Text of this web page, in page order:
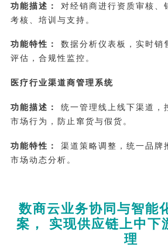
功能描述：
对经销商进行资质审核、
考核、培训与支持。
功能特性： 数据分析仪表板，实时销
评估，合规性监控。
医疗行业渠道商管理系统
功能描述： 统一管理线上线下渠道，
市场行为，防止窜货与假货。
功能特性： 渠道策略调整，统一品牌
市场动态分析。
数商云业务协同与智能
案， 实现供应链上中下
理